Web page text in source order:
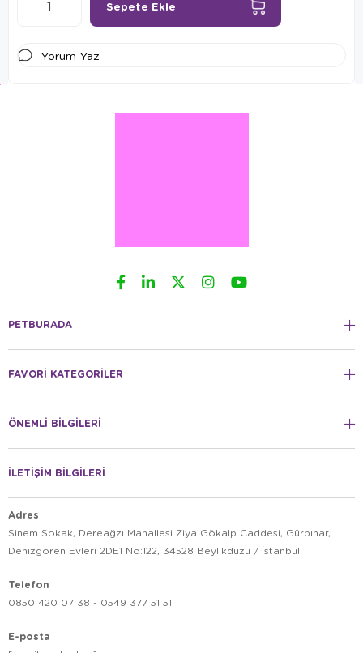
Yorum Yaz
PETBURADA
FAVORİ KATEGORİLER
ÖNEMLİ BİLGİLERİ
İLETİŞİM BİLGİLERİ
Adres
Sinem Sokak, Dereağzı Mahallesi Ziya Gökalp Caddesi, Gürpınar,
Denizgören Evleri 2DE1 No:122, 34528 Beylikdüzü / İstanbul
Telefon
0850 420 07 38 - 0549 377 51 51
E-posta